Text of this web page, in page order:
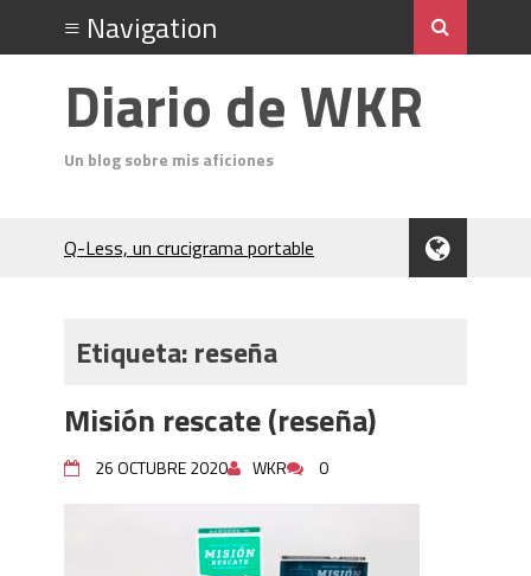
Diario de WKR
Un blog sobre mis aficiones
Q-Less, un crucigrama portable
Destripador
Flip 5 póquer
En el Salón del Rey de la Montaña
Denia, 1,2,3 (hardboiled)
Consejos para crucigramas portables
Etiqueta:reseña
Misión rescate (reseña)
26 OCTUBRE 2020 WKR 0